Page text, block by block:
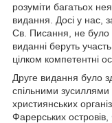
розуміти багатьох
видання. Досі у нас,
Св. Писання, не було
виданні беруть
цілком компетентні
Друге видання було
спільними зусиллями
християнських
Фарерських островів,